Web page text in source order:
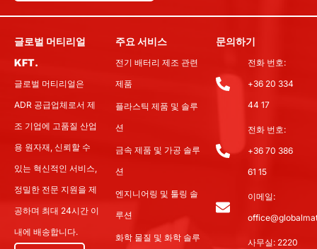
글로벌 머티리얼
KFT.
글로벌 머티리얼은
ADR 공급업체로서 제
조 기업에 고품질 산업
용 원자재, 신뢰할 수
있는 혁신적인 서비스,
정밀한 전문 지원을 제
공하며 최대 24시간 이
내에 배송합니다.
주요 서비스
전기 배터리 제조 관련
제품
플라스틱 제품 및 솔루
션
금속 제품 및 가공 솔루
션
엔지니어링 및 툴링 솔
루션
화학 물질 및 화학 솔루
문의하기
전화 번호:
+36 20 334
44 17
전화 번호:
+36 70 386
61 15
이메일:
사무실: 2220